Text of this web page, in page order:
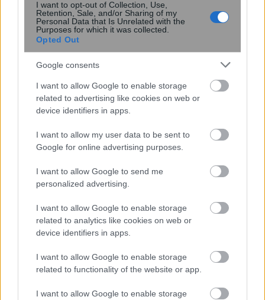
I want to opt-out of Collection, Use,
Retention, Sale, and/or Sharing of my
Personal Data that Is Unrelated with the
Purposes for which it was collected.
Opted Out
Google consents
I want to allow Google to enable storage
related to advertising like cookies on web or
device identifiers in apps.
I want to allow my user data to be sent to
Google for online advertising purposes.
I want to allow Google to send me
personalized advertising.
I want to allow Google to enable storage
related to analytics like cookies on web or
device identifiers in apps.
I want to allow Google to enable storage
related to functionality of the website or app.
I want to allow Google to enable storage
“Ιανός”: Τα νεότερα για την πορεία του
κυκλώνα – Πού και πότε αναμένονται
, 18 Σεπτεμβρίου 2020 || Επικαιρότητα